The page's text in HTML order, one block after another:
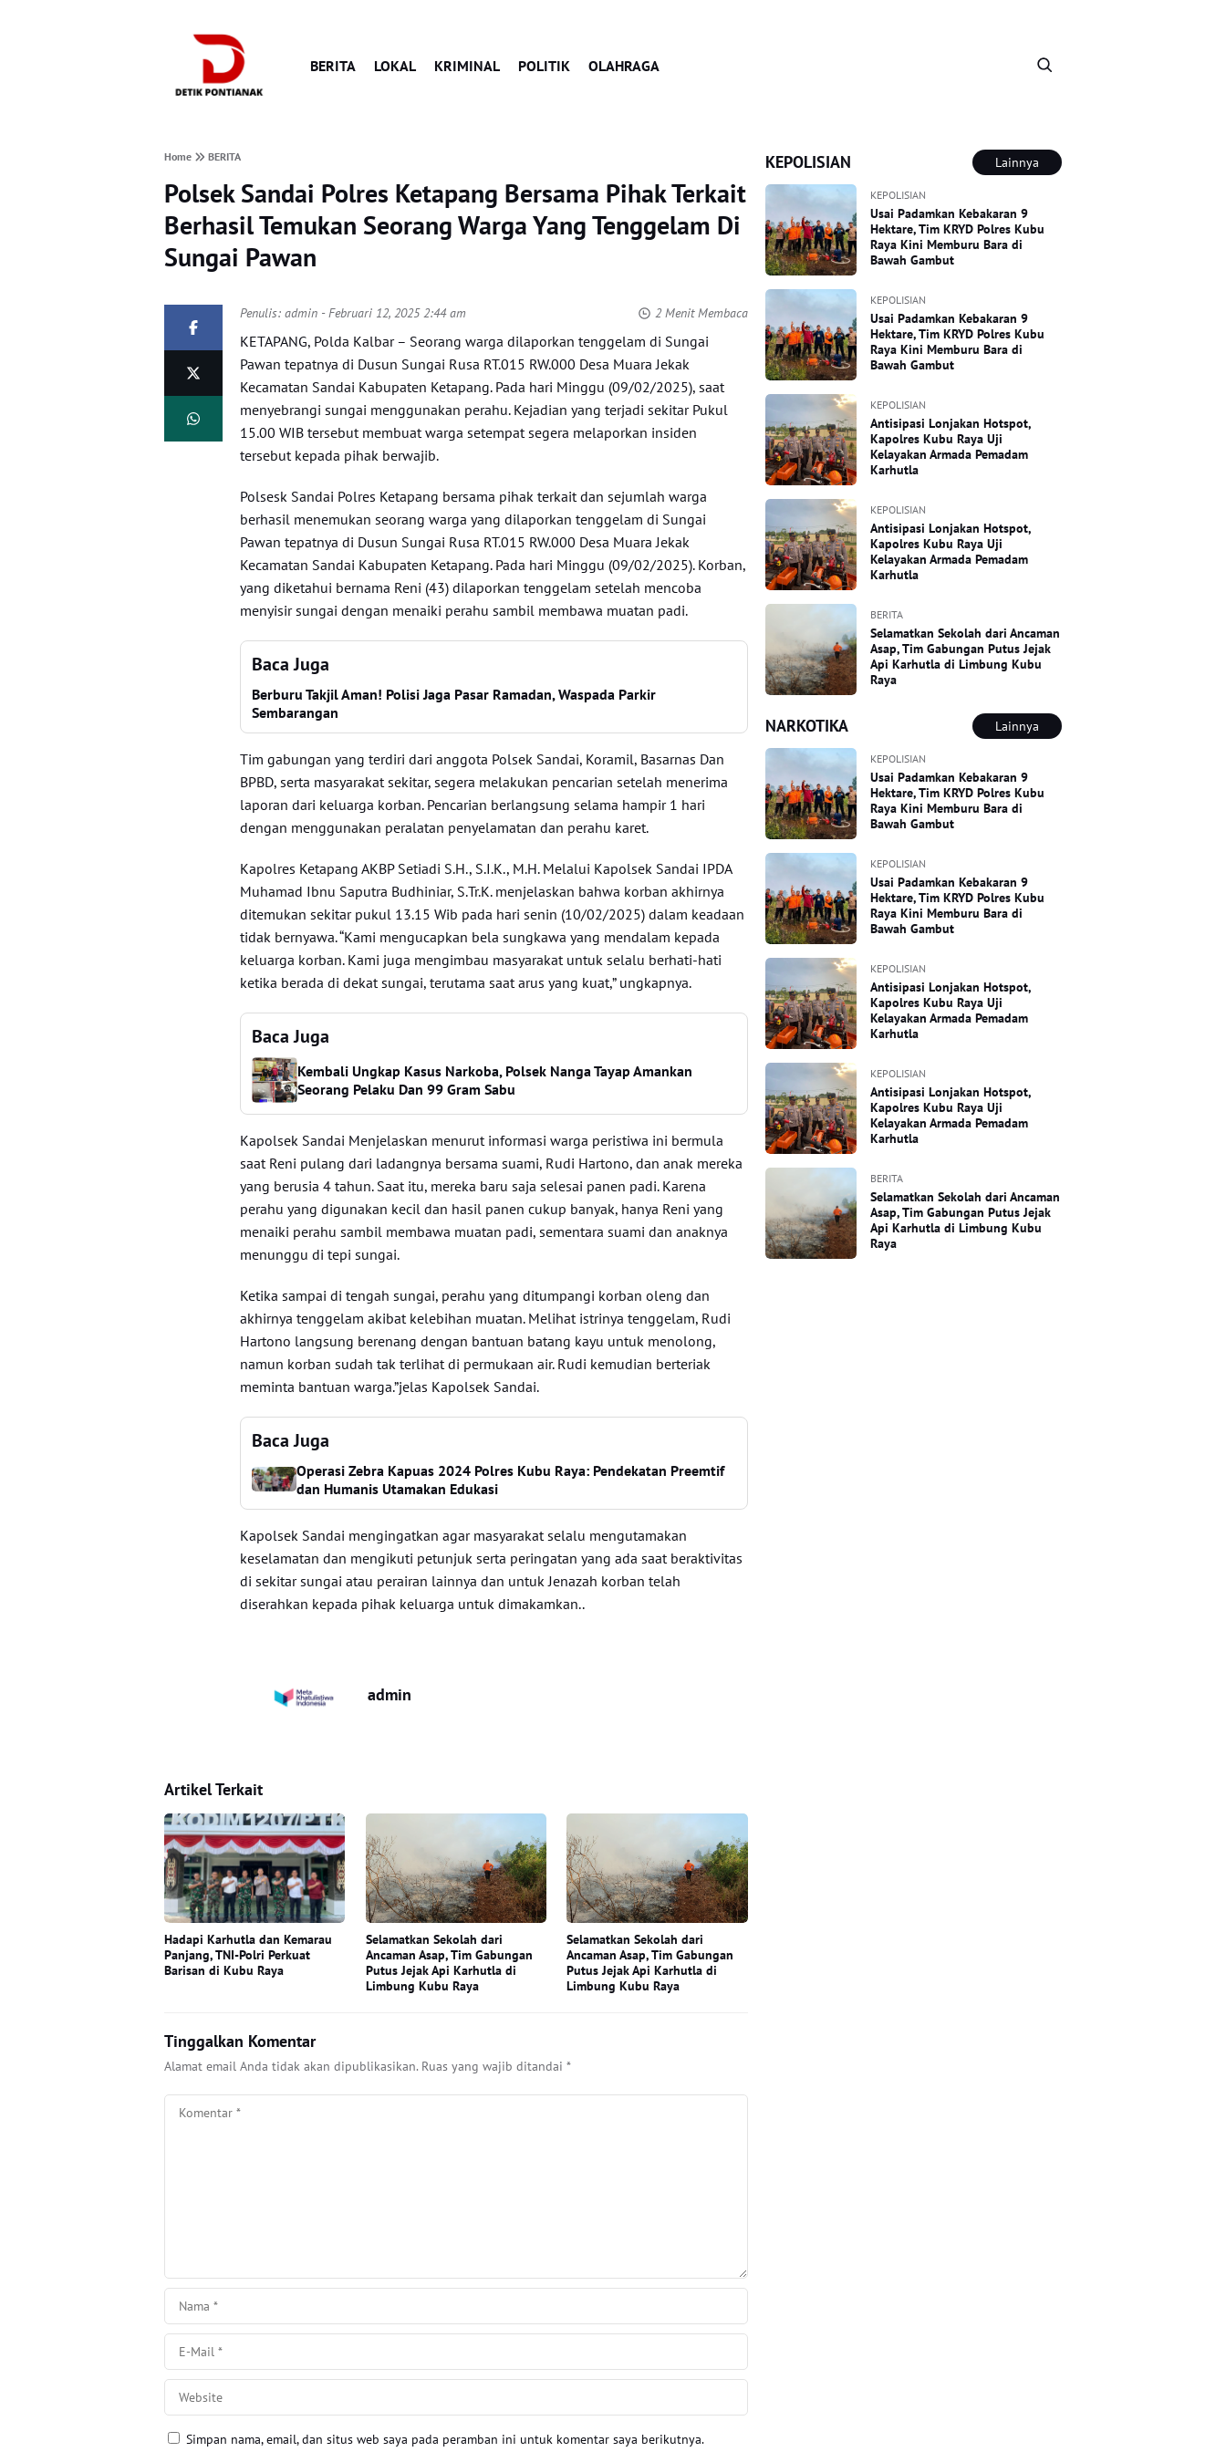
BERITA LOKAL KRIMINAL POLITIK OLAHRAGA
Home BERITA
Polsek Sandai Polres Ketapang Bersama Pihak Terkait
Berhasil Temukan Seorang Warga Yang Tenggelam Di
Sungai Pawan
Penulis:admin - Februari 12, 2025 2:44 am 2 Menit Membaca
KETAPANG, Polda Kalbar – Seorang warga dilaporkan tenggelam di Sungai
Pawan tepatnya di Dusun Sungai Rusa RT.015 RW.000 Desa Muara Jekak
Kecamatan Sandai Kabupaten Ketapang. Pada hari Minggu (09/02/2025), saat
menyebrangi sungai menggunakan perahu. Kejadian yang terjadi sekitar Pukul
15.00 WIB tersebut membuat warga setempat segera melaporkan insiden
tersebut kepada pihak berwajib.
Polsesk Sandai Polres Ketapang bersama pihak terkait dan sejumlah warga
berhasil menemukan seorang warga yang dilaporkan tenggelam di Sungai
Pawan tepatnya di Dusun Sungai Rusa RT.015 RW.000 Desa Muara Jekak
Kecamatan Sandai Kabupaten Ketapang. Pada hari Minggu (09/02/2025). Korban,
yang diketahui bernama Reni (43) dilaporkan tenggelam setelah mencoba
menyisir sungai dengan menaiki perahu sambil membawa muatan padi.
Baca Juga
Berburu Takjil Aman! Polisi Jaga Pasar Ramadan, Waspada Parkir
Sembarangan
Tim gabungan yang terdiri dari anggota Polsek Sandai, Koramil, Basarnas Dan
BPBD, serta masyarakat sekitar, segera melakukan pencarian setelah menerima
laporan dari keluarga korban. Pencarian berlangsung selama hampir 1 hari
dengan menggunakan peralatan penyelamatan dan perahu karet.
Kapolres Ketapang AKBP Setiadi S.H., S.I.K., M.H. Melalui Kapolsek Sandai IPDA
Muhamad Ibnu Saputra Budhiniar, S.Tr.K. menjelaskan bahwa korban akhirnya
ditemukan sekitar pukul 13.15 Wib pada hari senin (10/02/2025) dalam keadaan
tidak bernyawa. “Kami mengucapkan bela sungkawa yang mendalam kepada
keluarga korban. Kami juga mengimbau masyarakat untuk selalu berhati-hati
ketika berada di dekat sungai, terutama saat arus yang kuat,” ungkapnya.
Baca Juga
Kembali Ungkap Kasus Narkoba, Polsek Nanga Tayap Amankan
Seorang Pelaku Dan 99 Gram Sabu
Kapolsek Sandai Menjelaskan menurut informasi warga peristiwa ini bermula
saat Reni pulang dari ladangnya bersama suami, Rudi Hartono, dan anak mereka
yang berusia 4 tahun. Saat itu, mereka baru saja selesai panen padi. Karena
perahu yang digunakan kecil dan hasil panen cukup banyak, hanya Reni yang
menaiki perahu sambil membawa muatan padi, sementara suami dan anaknya
menunggu di tepi sungai.
Ketika sampai di tengah sungai, perahu yang ditumpangi korban oleng dan
akhirnya tenggelam akibat kelebihan muatan. Melihat istrinya tenggelam, Rudi
Hartono langsung berenang dengan bantuan batang kayu untuk menolong,
namun korban sudah tak terlihat di permukaan air. Rudi kemudian berteriak
meminta bantuan warga.”jelas Kapolsek Sandai.
Baca Juga
Operasi Zebra Kapuas 2024 Polres Kubu Raya: Pendekatan Preemtif
dan Humanis Utamakan Edukasi
Kapolsek Sandai mengingatkan agar masyarakat selalu mengutamakan
keselamatan dan mengikuti petunjuk serta peringatan yang ada saat beraktivitas
di sekitar sungai atau perairan lainnya dan untuk Jenazah korban telah
diserahkan kepada pihak keluarga untuk dimakamkan..
admin
Artikel Terkait
Hadapi Karhutla dan Kemarau
Panjang, TNI-Polri Perkuat
Barisan di Kubu Raya
Selamatkan Sekolah dari
Ancaman Asap, Tim Gabungan
Putus Jejak Api Karhutla di
Limbung Kubu Raya
Selamatkan Sekolah dari
Ancaman Asap, Tim Gabungan
Putus Jejak Api Karhutla di
Limbung Kubu Raya
Tinggalkan Komentar
Alamat email Anda tidak akan dipublikasikan. Ruas yang wajib ditandai *
Simpan nama, email, dan situs web saya pada peramban ini untuk komentar saya berikutnya.
KEPOLISIAN Lainnya
KEPOLISIAN
Usai Padamkan Kebakaran 9
Hektare, Tim KRYD Polres Kubu
Raya Kini Memburu Bara di
Bawah Gambut
KEPOLISIAN
Usai Padamkan Kebakaran 9
Hektare, Tim KRYD Polres Kubu
Raya Kini Memburu Bara di
Bawah Gambut
KEPOLISIAN
Antisipasi Lonjakan Hotspot,
Kapolres Kubu Raya Uji
Kelayakan Armada Pemadam
Karhutla
KEPOLISIAN
Antisipasi Lonjakan Hotspot,
Kapolres Kubu Raya Uji
Kelayakan Armada Pemadam
Karhutla
BERITA
Selamatkan Sekolah dari Ancaman
Asap, Tim Gabungan Putus Jejak
Api Karhutla di Limbung Kubu
Raya
NARKOTIKA Lainnya
KEPOLISIAN
Usai Padamkan Kebakaran 9
Hektare, Tim KRYD Polres Kubu
Raya Kini Memburu Bara di
Bawah Gambut
KEPOLISIAN
Usai Padamkan Kebakaran 9
Hektare, Tim KRYD Polres Kubu
Raya Kini Memburu Bara di
Bawah Gambut
KEPOLISIAN
Antisipasi Lonjakan Hotspot,
Kapolres Kubu Raya Uji
Kelayakan Armada Pemadam
Karhutla
KEPOLISIAN
Antisipasi Lonjakan Hotspot,
Kapolres Kubu Raya Uji
Kelayakan Armada Pemadam
Karhutla
BERITA
Selamatkan Sekolah dari Ancaman
Asap, Tim Gabungan Putus Jejak
Api Karhutla di Limbung Kubu
Raya